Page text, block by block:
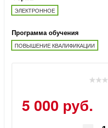
ЭЛЕКТРОННОЕ
Программа обучения
ПОВЫШЕНИЕ КВАЛИФИКАЦИИ
5 000 руб.